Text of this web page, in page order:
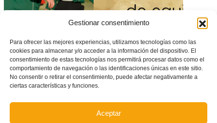
Gestionar consentimiento
Para ofrecer las mejores experiencias, utilizamos tecnologías como las
cookies para almacenar y/o acceder a la información del dispositivo. El
consentimiento de estas tecnologías nos permitirá procesar datos como el
comportamiento de navegación o las identificaciones únicas en este sitio.
No consentir o retirar el consentimiento, puede afectar negativamente a
ciertas características y funciones.
Aceptar
Inscripción de Equipos en Competiciones de Fútbol 8